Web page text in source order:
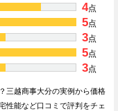
4点
5点
3点
5点
3点
三越商事大分の実例から価格
性能など口コミで評判をチェ